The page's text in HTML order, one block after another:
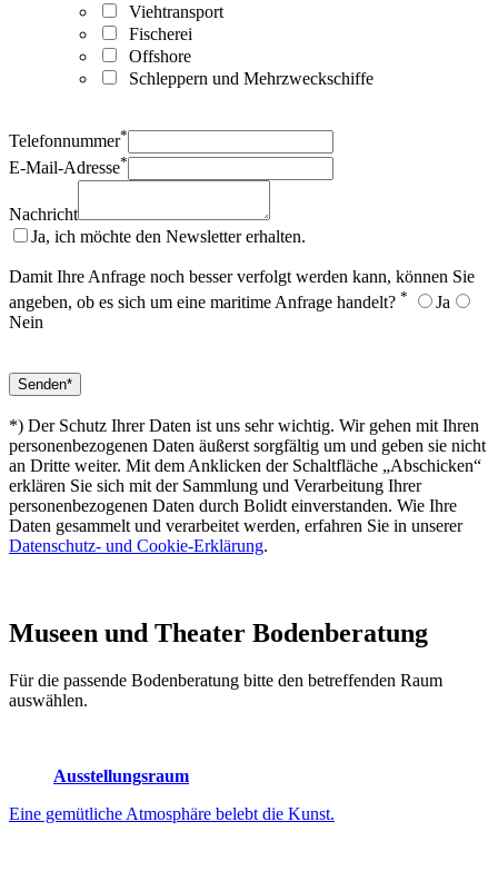
Viehtransport
Fischerei
Offshore
Schleppern und Mehrzweckschiffe
Telefonnummer*
E-Mail-Adresse*
Nachricht
Ja, ich möchte den Newsletter erhalten.
Damit Ihre Anfrage noch besser verfolgt werden kann, können Sie
angeben, ob es sich um eine maritime Anfrage handelt? *
Ja
Nein
*) Der Schutz Ihrer Daten ist uns sehr wichtig. Wir gehen mit Ihren
personenbezogenen Daten äußerst sorgfältig um und geben sie nicht
an Dritte weiter. Mit dem Anklicken der Schaltfläche „Abschicken“
erklären Sie sich mit der Sammlung und Verarbeitung Ihrer
personenbezogenen Daten durch Bolidt einverstanden. Wie Ihre
Daten gesammelt und verarbeitet werden, erfahren Sie in unserer
Datenschutz- und Cookie-Erklärung.
Museen und Theater Bodenberatung
Für die passende Bodenberatung bitte den betreffenden Raum
auswählen.
Ausstellungsraum
Eine gemütliche Atmosphäre belebt die Kunst.